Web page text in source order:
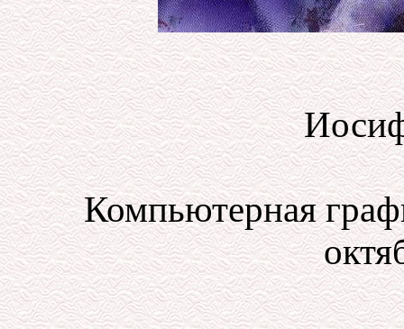
Компьютерная